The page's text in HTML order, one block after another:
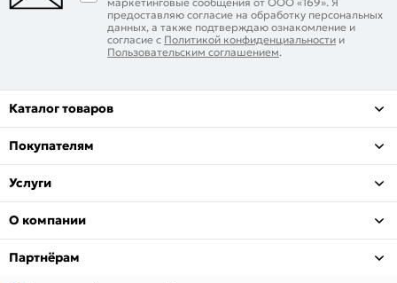
предоставляю согласие на обработку персональных
данных, а также подтверждаю ознакомление и
согласие с Политикой конфиденциальности и
Пользовательским соглашением.
Каталог товаров
Покупателям
Услуги
О компании
Партнёрам